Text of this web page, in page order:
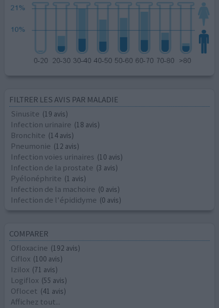
FILTRER LES AVIS PAR MALADIE
Sinusite (19 avis)
Infection urinaire (18 avis)
Bronchite (14 avis)
Pneumonie (12 avis)
Infection voies urinaires (10 avis)
Infection de la prostate (3 avis)
Pyélonéphrite (1 avis)
Infection de la machoire (0 avis)
Infection de l'épididyme (0 avis)
COMPARER
Ofloxacine (192 avis)
Ciflox (100 avis)
Izilox (71 avis)
Logiflox (55 avis)
Oflocet (41 avis)
Affichez tout...